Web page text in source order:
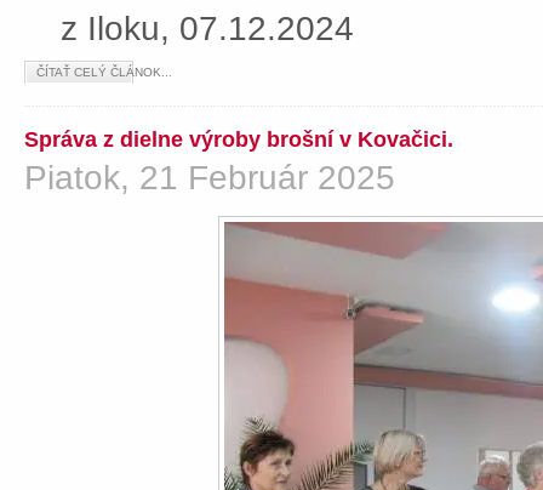
z Iloku, 07.12.2024
ČÍTAŤ CELÝ ČLÁNOK...
Správa z dielne výroby brošní v Kovačici.
Piatok, 21 Február 2025